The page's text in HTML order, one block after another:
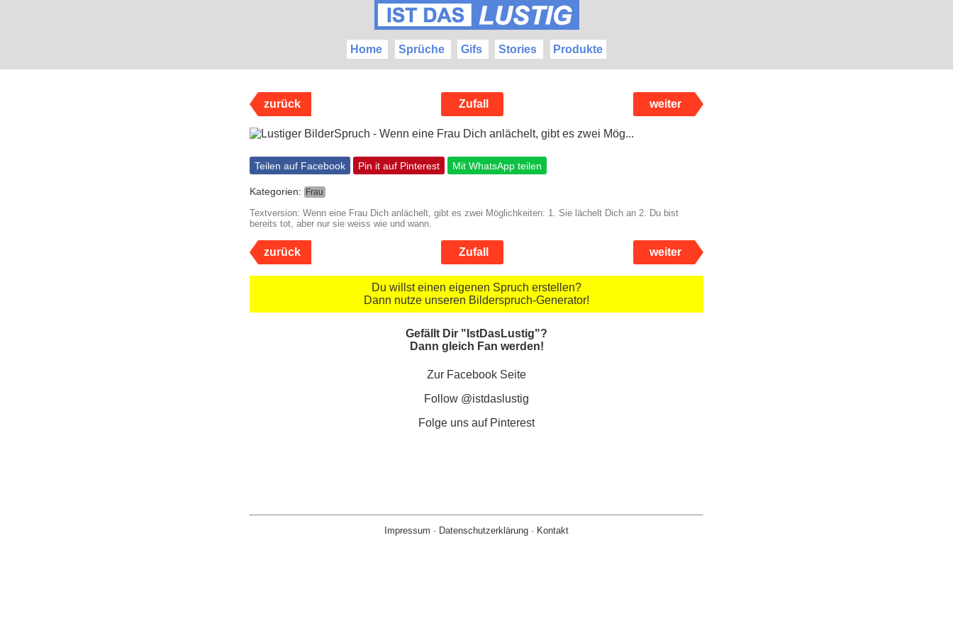
Home Sprüche Gifs Stories Produkte
zurück Zufall weiter
Teilen auf Facebook Pin it auf Pinterest Mit WhatsApp teilen
Kategorien: Frau
Textversion: Wenn eine Frau Dich anlächelt, gibt es zwei Möglichkeiten: 1. Sie lächelt Dich an 2. Du bist
bereits tot, aber nur sie weiss wie und wann.
zurück Zufall weiter
Du willst einen eigenen Spruch erstellen?
Dann nutze unseren Bilderspruch-Generator!
Gefällt Dir "IstDasLustig"?
Dann gleich Fan werden!
Zur Facebook Seite
Follow @istdaslustig
Folge uns auf Pinterest
Impressum · Datenschutzerklärung · Kontakt